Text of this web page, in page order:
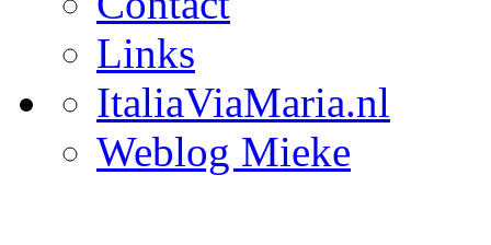
Links
ItaliaViaMaria.nl
Weblog Mieke